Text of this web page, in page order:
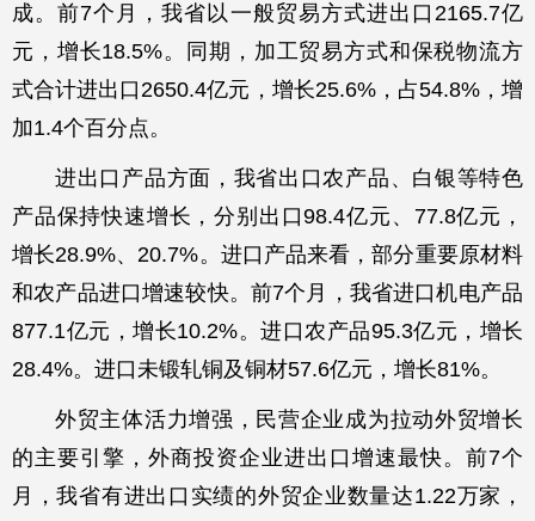
成。前7个月，我省以一般贸易方式进出口2165.7亿
元，增长18.5%。同期，加工贸易方式和保税物流方
式合计进出口2650.4亿元，增长25.6%，占54.8%，增
加1.4个百分点。
进出口产品方面，我省出口农产品、白银等特色
产品保持快速增长，分别出口98.4亿元、77.8亿元，
增长28.9%、20.7%。进口产品来看，部分重要原材料
和农产品进口增速较快。前7个月，我省进口机电产品
877.1亿元，增长10.2%。进口农产品95.3亿元，增长
28.4%。进口未锻轧铜及铜材57.6亿元，增长81%。
外贸主体活力增强，民营企业成为拉动外贸增长
的主要引擎，外商投资企业进出口增速最快。前7个
月，我省有进出口实绩的外贸企业数量达1.22万家，